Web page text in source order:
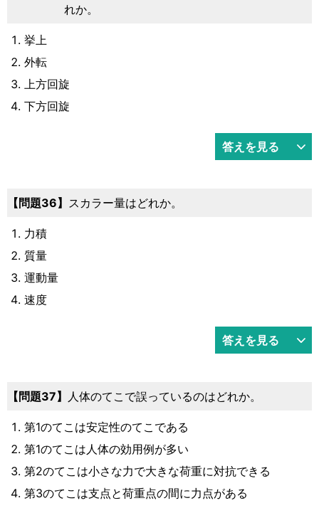
れか。
挙上
外転
上方回旋
下方回旋
答えを見る
36 スカラー量はどれか。
力積
質量
運動量
速度
答えを見る
37 人体のてこで誤っているのはどれか。
第1のてこは安定性のてこである
第1のてこは人体の効用例が多い
第2のてこは小さな力で大きな荷重に対抗できる
第3のてこは支点と荷重点の間に力点がある